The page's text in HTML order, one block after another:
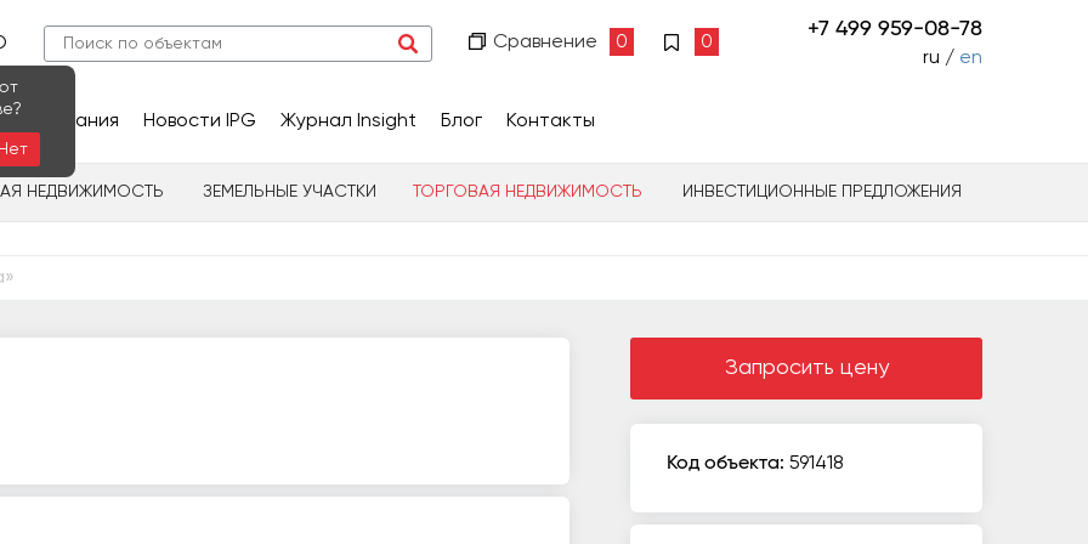
Сравнение 0 0
+7 499 959-08-78
ru / en
Новости IPG Журнал Insight Блог Контакты
НЕДВИЖИМОСТЬ ЗЕМЕЛЬНЫЕ УЧАСТКИ ТОРГОВАЯ НЕДВИЖИМОСТЬ ИНВЕСТИЦИОННЫЕ ПРЕДЛОЖЕНИЯ
Запросить цену
Код объекта: 591418